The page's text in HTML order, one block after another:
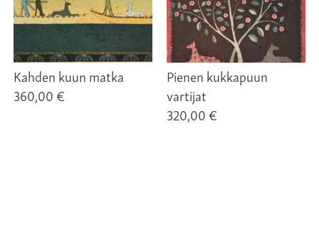
Kahden kuun matka
360,00 €
Pienen kukkapuun
vartijat
320,00 €